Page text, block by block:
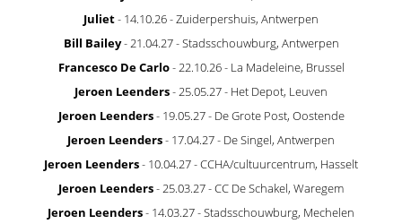
Juliet- 14.10.26 - Zuiderpershuis, Antwerpen
Bill Bailey- 21.04.27 - Stadsschouwburg, Antwerpen
Francesco De Carlo- 22.10.26 - La Madeleine, Brussel
Jeroen Leenders- 25.05.27 - Het Depot, Leuven
Jeroen Leenders- 19.05.27 - De Grote Post, Oostende
Jeroen Leenders- 17.04.27 - De Singel, Antwerpen
Jeroen Leenders- 10.04.27 - CCHA/cultuurcentrum, Hasselt
Jeroen Leenders- 25.03.27 - CC De Schakel, Waregem
Jeroen Leenders- 14.03.27 - Stadsschouwburg, Mechelen